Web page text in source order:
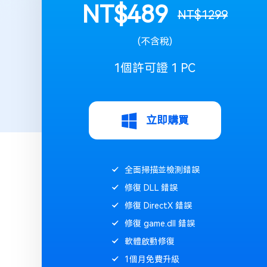
NT$489 NT$1299
(不含稅)
1個許可證 1 PC
立即購買
全面掃描並檢測錯誤
修復 DLL 錯誤
修復 DirectX 錯誤
修復 game.dll 錯誤
軟體啟動修復
1個月免費升級